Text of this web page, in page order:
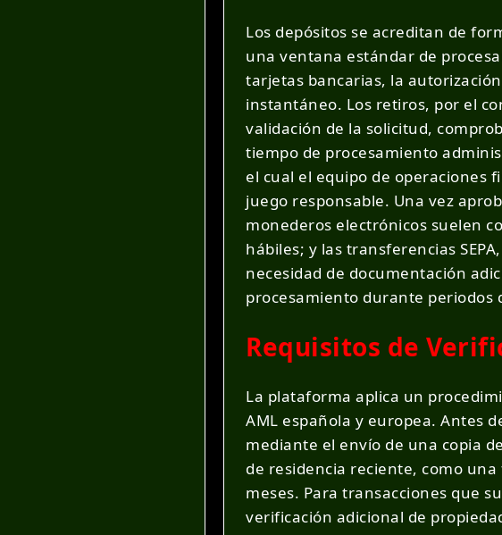
Los depósitos se acreditan de
una ventana estándar de
tarjetas bancarias, la
instantáneo. Los retiros, por el
validación de la solicitud,
tiempo de procesamiento
el cual el equipo de operaciones
juego responsable. Una vez
monederos electrónicos suelen
hábiles; y las transferencias
necesidad de documentación
procesamiento durante periodos
Requisitos de
La plataforma aplica un
AML española y europea. Antes
mediante el envío de una copia
de residencia reciente, como
meses. Para transacciones que
verificación adicional de